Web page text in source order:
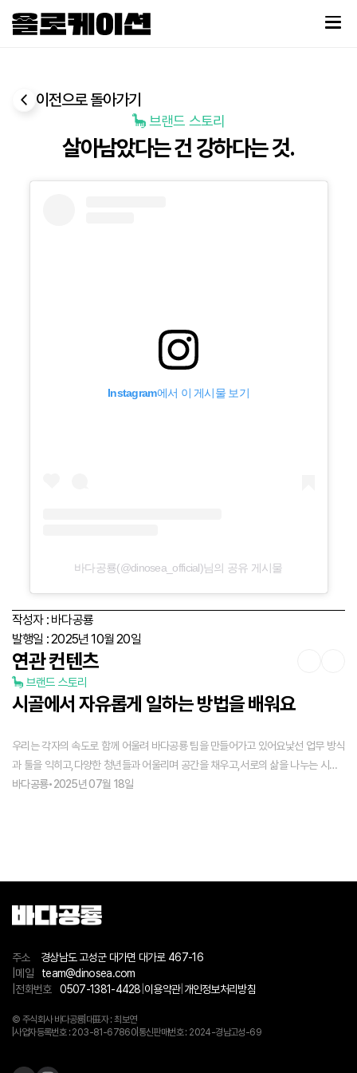
이전으로 돌아가기
🦕 브랜드 스토리
살아남았다는 건 강하다는 것.
Instagram에서 이 게시물 보기
바다공룡(@dinosea_official)님의 공유 게시물
작성자 : 바다공룡
발행일 :2025년 10월 20일
연관 컨텐츠
🦕 브랜드 스토리
시골에서 자유롭게 일하는 방법을 배워요
우리는 각자의 속도로 함께 어울려 바다공룡 팀을 만들어가고 있어요낯선 업무 방식
과 툴을 익히고,다양한 청년들과 어울리며 공간을 채우고,서로의 삶을 나누는 시간
도 많아졌어요 🌳
바다공룡•2025년 07월 18일
주소
경상남도 고성군 대가면 대가로 467-16
메일
team@dinosea.com
전화번호 0507-1381-4428 이용약관| 개인정보처리방침
© 주식회사 바다공룡| 대표자 : 최보연
|사업자등록번호 : 203-81-67860 통신판매번호 : 2024-경남고성-69